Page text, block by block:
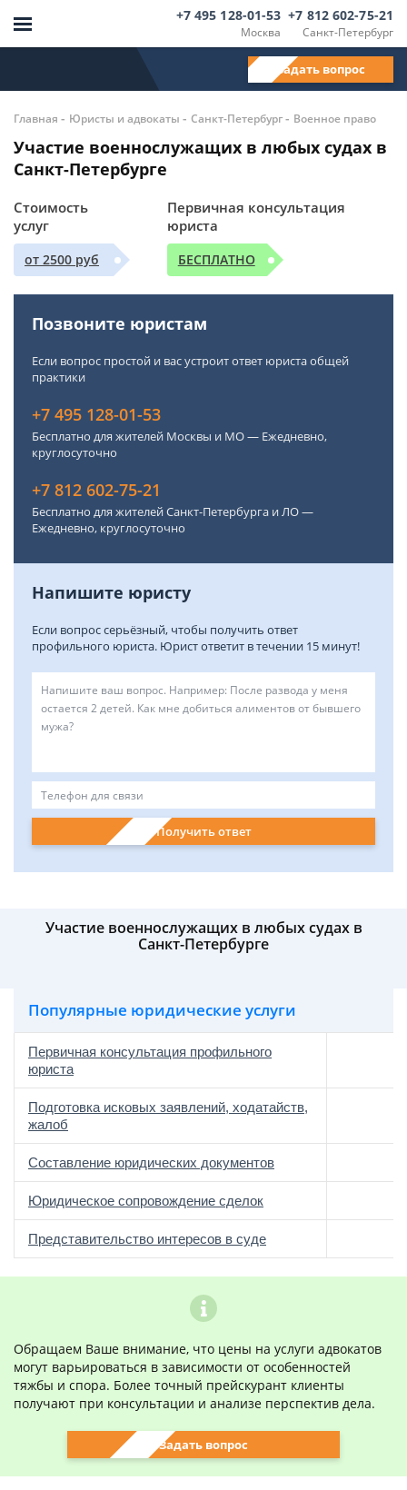
Москва
+7 495 128-01-53
Санкт-Петербург
+7 812 602-75-21
Задать вопрос
Главная - Юристы и адвокаты - Санкт-Петербург- Военное право
Участие военнослужащих в любых судах в
Санкт-Петербурге
Стоимость
услуг
от 2500 руб
Первичная консультация
юриста
БЕСПЛАТНО
Позвоните юристам
Если вопрос простой и вас устроит ответ юриста общей
практики
+7 495 128-01-53
Бесплатно для жителей Москвы и МО — Ежедневно,
круглосуточно
+7 812 602-75-21
Бесплатно для жителей Санкт-Петербурга и ЛО —
Ежедневно, круглосуточно
Напишите юристу
Если вопрос серьёзный, чтобы получить ответ
профильного юриста. Юрист ответит в течении 15 минут!
Получить ответ
Участие военнослужащих в любых судах в
Санкт-Петербурге
Популярные юридические услуги
Первичная консультация профильного
юриста
Подготовка исковых заявлений, ходатайств,
жалоб
Составление юридических документов
Юридическое сопровождение сделок
Представительство интересов в суде
Обращаем Ваше внимание, что цены на услуги адвокатов
могут варьироваться в зависимости от особенностей
тяжбы и спора. Более точный прейскурант клиенты
получают при консультации и анализе перспектив дела.
Задать вопрос